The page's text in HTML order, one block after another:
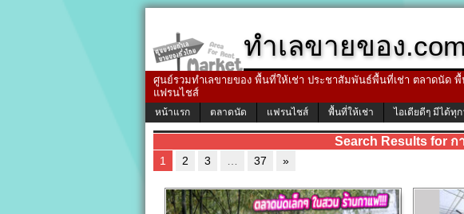
ทำเลขายของ
ศูนย์รวมทำเลขายของ พื้นที่ให้เช่า ประชาสัมพันธ์พื้นที่เช่า ตลาดนัด
แฟรนไชส์
หน้าแรก ตลาดนัด แฟรนไชส์ พื้นที่ให้เช่า ไอเดียดีๆ มีได้ทุ
Search Results for ก
1 2 3 37 »